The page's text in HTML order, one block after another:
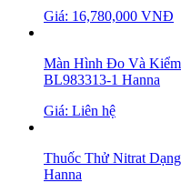
Giá: 16,780,000 VNĐ
Màn Hình Đo Và
BL983313-1 Hanna
Giá: Liên hệ
Thuốc Thử Nitrat
Hanna